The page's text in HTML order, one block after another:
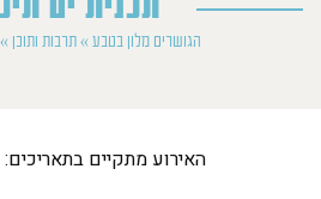
תכנית ים
הגושרים מלון בטבע »תרבות ותוכן
האירוע מתקיים בתאריכים: 30.08-01.09